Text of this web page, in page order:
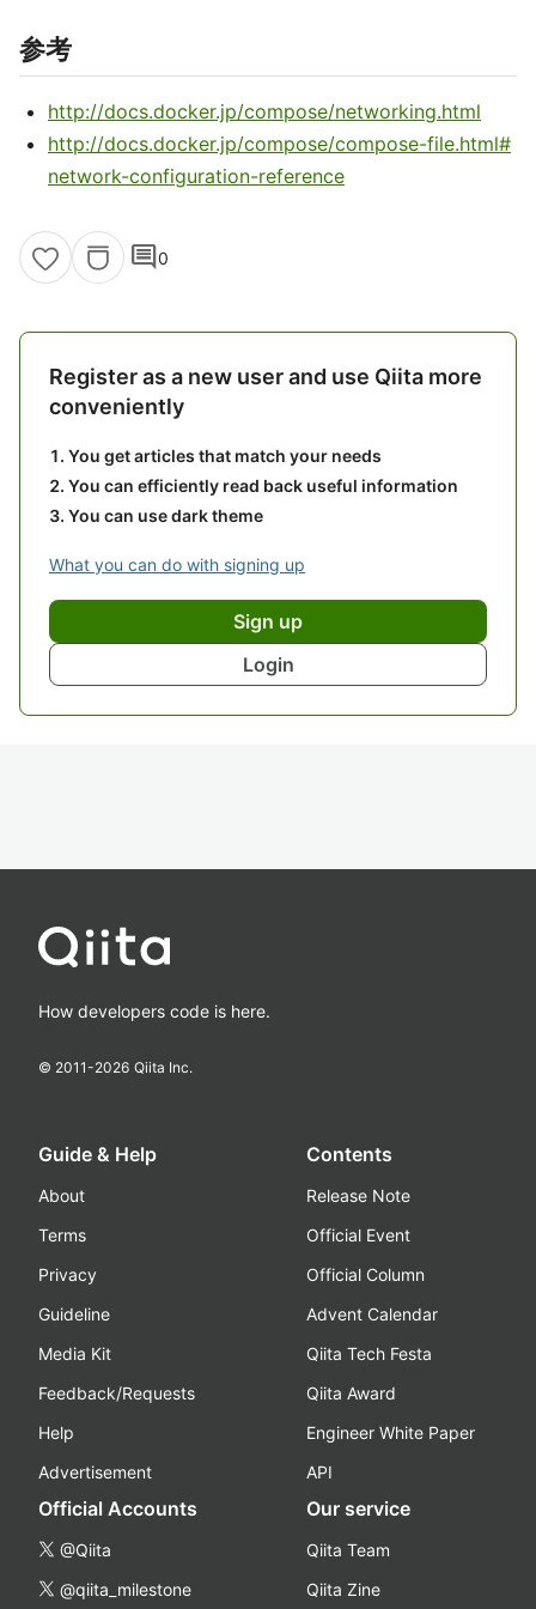
参考
http://docs.docker.jp/compose/networking.html
http://docs.docker.jp/compose/compose-file.html#
network-configuration-reference
comment0
Register as a new user and use Qiita more
conveniently
You get articles that match your needs
You can efficiently read back useful information
You can use dark theme
What you can do with signing up
Sign up
Login
How developers code is here.
© 2011-2026 Qiita Inc.
Guide & Help
About
Terms
Privacy
Guideline
Media Kit
Feedback/Requests
Help
Advertisement
Contents
Release Note
Official Event
Official Column
Advent Calendar
Qiita Tech Festa
Qiita Award
Engineer White Paper
API
Official Accounts
@Qiita
@qiita_milestone
Our service
Qiita Team
Qiita Zine